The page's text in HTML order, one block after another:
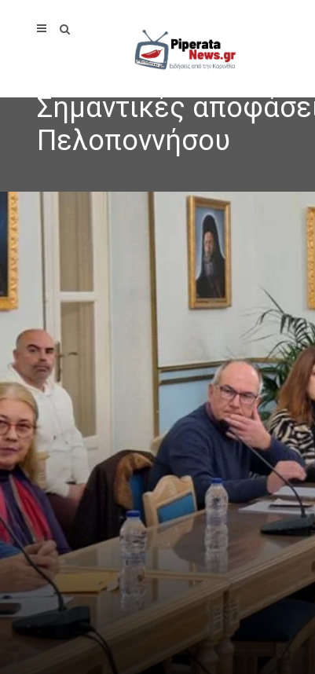
Σημαντικές
Πελοποννήσου